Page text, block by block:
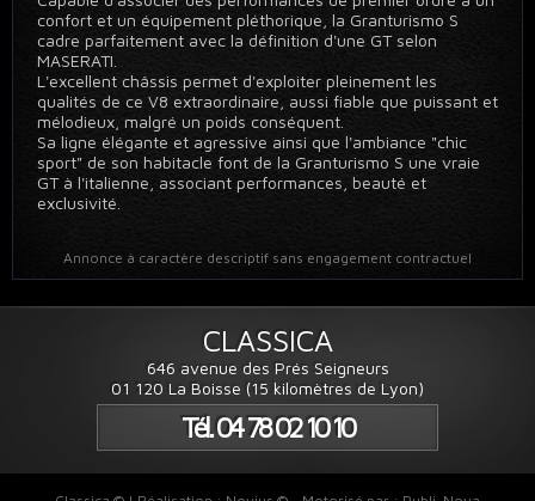
confort et un équipement pléthorique, la Granturismo S
cadre parfaitement avec la définition d'une GT selon
MASERATI.
L'excellent châssis permet d'exploiter pleinement les
qualités de ce V8 extraordinaire, aussi fiable que puissant et
mélodieux, malgré un poids conséquent.
Sa ligne élégante et agressive ainsi que l'ambiance "chic
sport" de son habitacle font de la Granturismo S une vraie
GT à l'italienne, associant performances, beauté et
exclusivité.
Annonce à caractère descriptif sans engagement contractuel
CLASSICA
646 avenue des Prés Seigneurs
01 120 La Boisse (15 kilomètres de Lyon)
Tél. 04 78 02 10 10